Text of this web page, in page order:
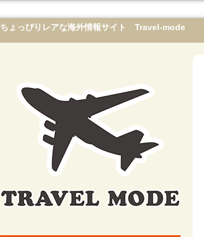
ちょっぴりレアな海外情報サイト Travel-mode